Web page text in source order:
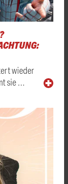
wieder
sie …